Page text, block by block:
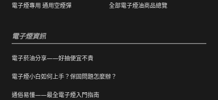
有非人為造成的破壞、損毀或不完整的商品瑕
電子煙專用 通用空煙彈 全部電子煙油商品總覽
電子煙資訊
電子菸油分享——好抽便宜不貴
電子煙小白如何上手？保固問題怎麼辦？
通俗易懂——最全電子煙入門指南